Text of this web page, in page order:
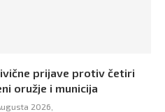
prijave protiv četiri
oružje i municija
2026,